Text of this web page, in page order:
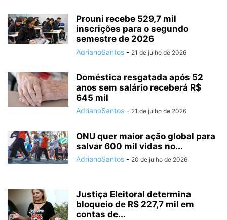
Prouni recebe 529,7 mil
inscrições para o segundo
semestre de 2026
AdrianoSantos - 21 de julho de 2026
Doméstica resgatada após 52
anos sem salário receberá R$
645 mil
AdrianoSantos - 21 de julho de 2026
ONU quer maior ação global para
salvar 600 mil vidas no...
AdrianoSantos - 20 de julho de 2026
Justiça Eleitoral determina
bloqueio de R$ 227,7 mil em
contas de...